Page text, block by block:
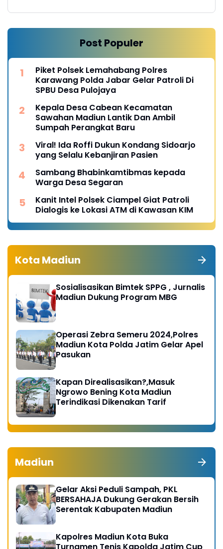
Post Populer
Piket Polsek Lemahabang Polres
Karawang Polda Jabar Gelar Patroli Di
SPBU Desa Pulojaya
Kepala Desa Cabean Kecamatan
Sawahan Madiun Lantik Dan Ambil
Sumpah Perangkat Baru
Viral! Ida Roffi Dukun Kondang Sidoarjo
yang Selalu Kebanjiran Pasien
Sambang Bhabinkamtibmas kepada
Warga Desa Segaran
Kanit Intel Polsek Ciampel Giat Patroli
Dialogis ke Lokasi ATM di Kawasan KIM
Kota Madiun
Sosialisasikan Bimtek SPPG , Jurnalis
Madiun Dukung Program MBG
Operasi Zebra Semeru 2024,Polres
Madiun Kota Polda Jatim Gelar Apel
Pasukan
Kapan Direalisasikan?,Masuk
Ngrowo Bening Kota Madiun
Terindikasi Dikenakan Tarif
Madiun
Gelar Aksi Peduli Sampah, PKL
BERSAHAJA Dukung Gerakan Bersih
Serentak Kabupaten Madiun
Kapolres Madiun Kota Buka